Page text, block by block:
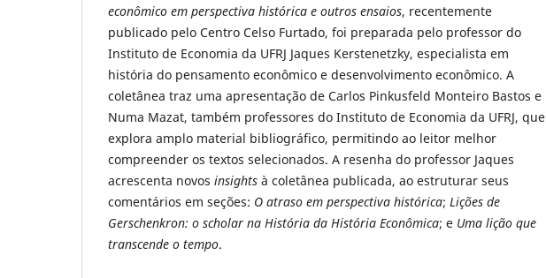
econômico em perspectiva histórica e outros ensaios, recentemente
publicado pelo Centro Celso Furtado, foi preparada pelo professor do
Instituto de Economia da UFRJ Jaques Kerstenetzky, especialista em
história do pensamento econômico e desenvolvimento econômico. A
coletânea traz uma apresentação de Carlos Pinkusfeld Monteiro Bastos e
Numa Mazat, também professores do Instituto de Economia da UFRJ, que
explora amplo material bibliográfico, permitindo ao leitor melhor
compreender os textos selecionados. A resenha do professor Jaques
acrescenta novos insights à coletânea publicada, ao estruturar seus
comentários em seções: O atraso em perspectiva histórica; Lições de
Gerschenkron: o scholar na História da História Econômica; e Uma lição que
transcende o tempo.